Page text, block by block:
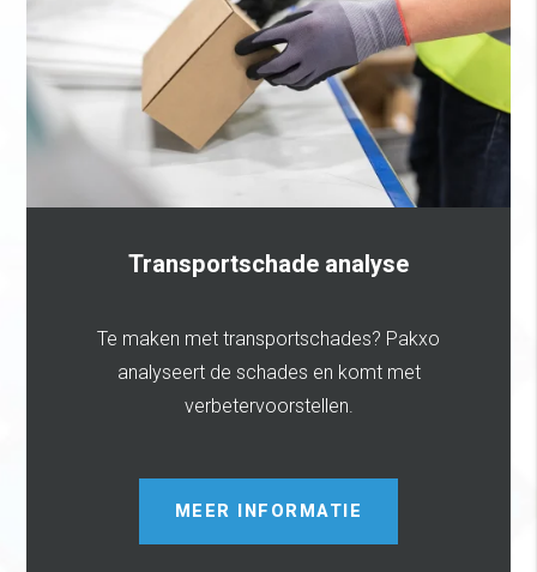
Transportschade analyse
Te maken met transportschades? Pakxo
analyseert de schades en komt met
verbetervoorstellen.
MEER INFORMATIE